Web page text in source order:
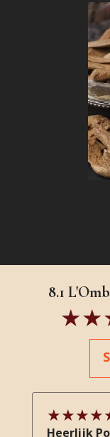
8.1
Heerlijk